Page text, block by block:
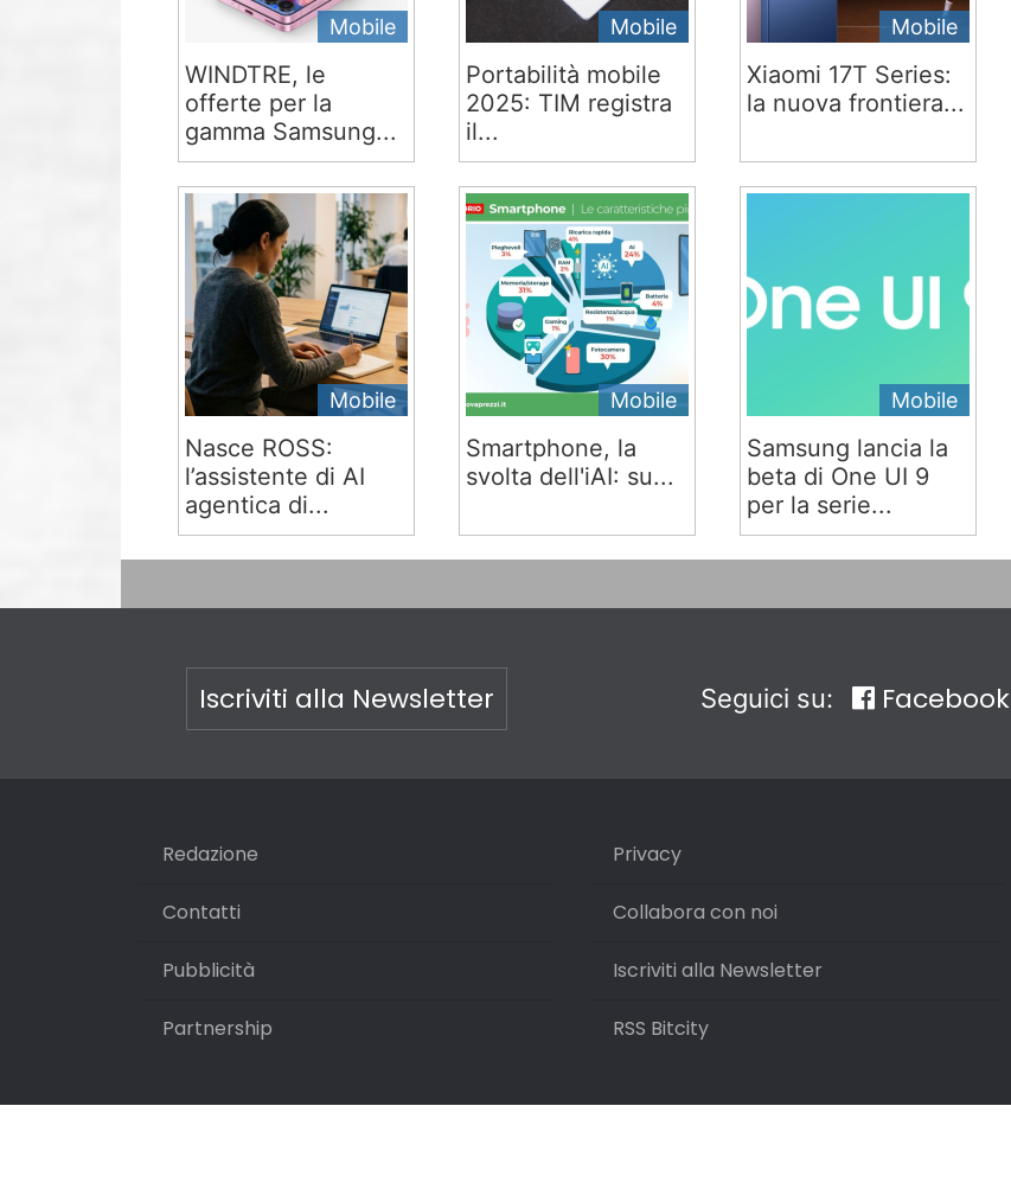
Mobile
WINDTRE, le
offerte per la
gamma Samsung...
Mobile
Portabilità mobile
2025: TIM registra
il...
Mobile
Xiaomi 17T Series:
la nuova frontiera...
Mobile
Nasce ROSS:
l’assistente di AI
agentica di...
Mobile
Smartphone, la
svolta dell'iAI: su...
Mobile
Samsung lancia la
beta di One UI 9
per la serie...
Iscriviti alla Newsletter Seguici su: Facebook
Redazione
Contatti
Pubblicità
Partnership
Privacy
Collabora con noi
Iscriviti alla Newsletter
RSS Bitcity